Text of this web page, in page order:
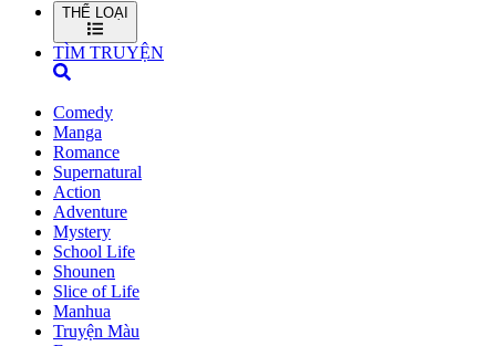
THỂ LOẠI
TÌM TRUYỆN
Comedy
Manga
Romance
Supernatural
Action
Adventure
Mystery
School Life
Shounen
Slice of Life
Manhua
Truyện Màu